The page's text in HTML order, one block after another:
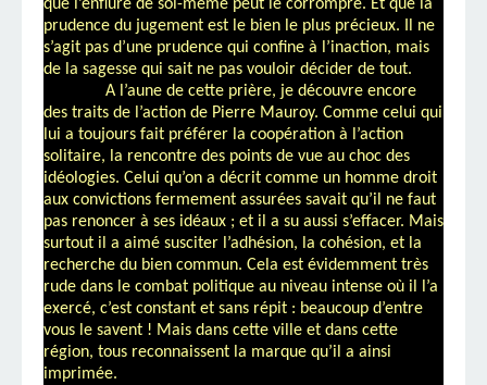
que l’enflure de soi-même peut le corrompre. Et que la
prudence du jugement est le bien le plus précieux. Il ne
s’agit pas d’une prudence qui confine à l’inaction, mais
de la sagesse qui sait ne pas vouloir décider de tout.
A l’aune de cette prière, je découvre encore
des traits de l’action de Pierre Mauroy. Comme celui qui
lui a toujours fait préférer la coopération à l’action
solitaire, la rencontre des points de vue au choc des
idéologies. Celui qu’on a décrit comme un homme droit
aux convictions fermement assurées savait qu’il ne faut
pas renoncer à ses idéaux ; et il a su aussi s’effacer. Mais
surtout il a aimé susciter l’adhésion, la cohésion, et la
recherche du bien commun. Cela est évidemment très
rude dans le combat politique au niveau intense où il l’a
exercé, c’est constant et sans répit : beaucoup d’entre
vous le savent ! Mais dans cette ville et dans cette
région, tous reconnaissent la marque qu’il a ainsi
imprimée.